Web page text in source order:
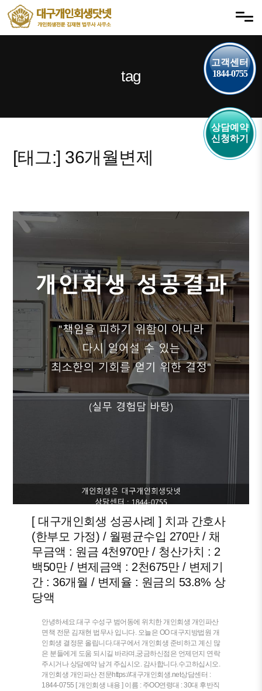
용
으
메뉴 건너뛰기
tag
고객센터
1844-0755
상담예약
신청하기
[태그:] 36개월변제
[ 대구개인회생 성공사례 ] 치과 간호사
(한부모 가정) / 월평균수입 270만 / 채
무금액 : 원금 4천970만 / 청산가치 : 2
백50만 / 변제금액 : 2천675만 / 변제기
간 : 36개월 / 변제율 : 원금의 53.8% 상
당액
안녕하세요.대구 수성구 범어동에 위치한 개인회생 개인파산
면책 전문 김재현 법무사 입니다. 오늘은 OO 대구지방법원 개
인회생 결정문 올립니다.대구에서 개인회생 준비하고 계신 많
은 분들에게 도움 되시길 바라며,궁금하신점은 언제던지 연락
주시거나 상담예약 남겨 주십시오. 감사합니다.수고하십시오.
개인회생 개인파산 전문https://대구개인회생.net상담센터 :
1844-0755 [ 개인회생 내용 ] 이름 : 주OO연령대 : 30대 후반직